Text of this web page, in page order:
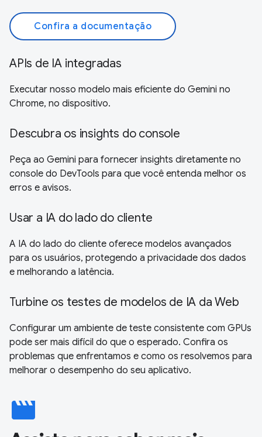
Confira a documentação
APIs de IA integradas
Executar nosso modelo mais eficiente do Gemini no
Chrome, no dispositivo.
Descubra os insights do console
Peça ao Gemini para fornecer insights diretamente no
console do DevTools para que você entenda melhor os
erros e avisos.
Usar a IA do lado do cliente
A IA do lado do cliente oferece modelos avançados
para os usuários, protegendo a privacidade dos dados
e melhorando a latência.
Turbine os testes de modelos de IA da Web
Configurar um ambiente de teste consistente com GPUs
pode ser mais difícil do que o esperado. Confira os
problemas que enfrentamos e como os resolvemos para
melhorar o desempenho do seu aplicativo.
movie